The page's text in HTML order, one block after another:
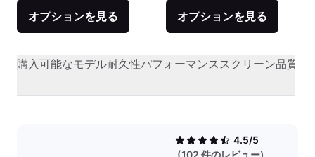
オプションを見る オプションを見る
購入可能なモデル耐久性パフォーマンススクリーン品質
4.5/5
(102 件のレビュー)